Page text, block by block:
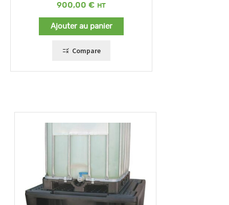
900,00 €
Ajouter au panier
Compare